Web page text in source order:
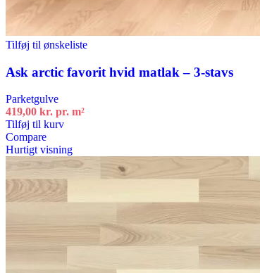
Tilføj til ønskeliste
Ask arctic favorit hvid matlak – 3-stavs
Parketgulve
419,00 kr. pr. m²
Tilføj til kurv
Compare
Hurtigt visning